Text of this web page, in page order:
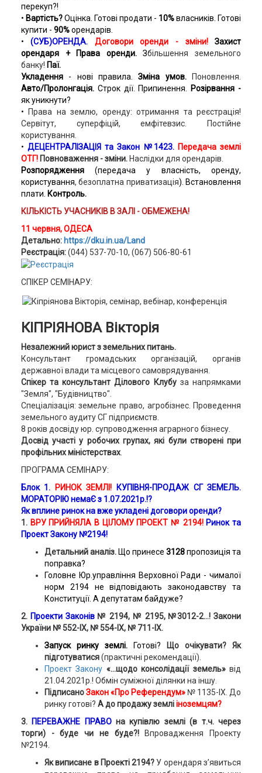
перекуп?!
• Вартість?Оцінка. Готові продати - 10%власників. Готові
купити - 90%орендарів.
•
(СУБ)ОРЕНДА. Договори оренди - зміни!Захист
орендаря + Права оренди.Збільшення земельного
банку! Паї.
Укладення- нові правила.Зміна умов.
Поновлення.
Авто/Пролонгація. Строк дії. Припинення.
Розірвання -
як уникнути?
•
Права на землю, оренду: отримання та реєстрація!
Сервітут, суперфіцій, емфітевзис. Постійне
користування.
•ДЕЦЕНТРАЛІЗАЦІЯ та Закон №1423. Передача землі
ОТГ! Повноваження - зміни.Наслідки для орендарів.
Розпорядження(передача у власність, оренду,
користування, безоплатна приватизація). Встановлення
плати. Контроль.
КІЛЬКІСТЬ УЧАСНИКІВ В ЗАЛІ - ОБМЕЖЕНА!
11 червня, ОДЕСА
Детально: https://dku.in.ua/Land
Реєстрація:(044) 537-70-10, (067) 506-80-61
СПІКЕР СЕМІНАРУ:
КІПРІЯНОВА Вікторія
Незалежний юрист з земельних питань.
Консультант громадських організацій, органів
державної влади та місцевого самоврядування.
Спікер та консультант Ділового Клубуза напрямками
"Земля", "Будівництво".
Спеціалізація: земельне право, агробізнес. Проведення
земельного аудиту СГ підприємств.
8 років досвіду юр. супроводження аграрного бізнесу.
Досвід участі у робочих групах, які були створені при
профільних міністерствах.
ПРОГРАМА СЕМІНАРУ:
Блок 1.
РИНОК ЗЕМЛІ! КУПІВНЯ-ПРОДАЖ СГ ЗЕМЕЛЬ.
МОРАТОРІЮ немаЄ з 1.07.2021р.!?
Як вплине ринок на вже укладені договори оренди?
1. ВРУ ПРИЙНЯЛА В ЦІЛОМУ ПРОЕКТ № 2194! Ринок та
Проект Закону №2194!
Детальний аналіз. Що принесе3128пропозиція та
поправка?
Головне Юр.управління Верховної Ради - чималої
норм 2194 не відповідають законодавству та
Конституції. А депутатам байдуже?
2.Проекти Законів№ 2194, № 2195, №3012-2...! Закони
України № 552-IX, № 554-IX, № 711-IX.
Запуск ринку землі.
Готові? Що очікувати?
Як
підготуватися(практичні рекомендації).
Проект Закону «…щодо консолідації земель»від
21.04.2021р.! Обмін суміжної ділянки на іншу.
ПідписаноЗакон «Про Референдум» № 1135-ІХ. До
ринку готові? А до продажу землііноземцям?
3. ПЕРЕВАЖНЕ ПРАВОна купівлю землі (в т.ч. через
торги) - буде чи не буде?!
Впровадження Проекту
№2194.
Як виписане в Проекті 2194? У орендаря з’явиться